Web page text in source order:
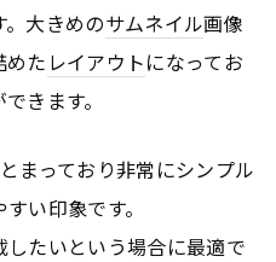
大きめのサムネイル画像
めた レイアウトになってお
きます。
まっており非常にシンプル
い印象です。
たいという場合に最適で